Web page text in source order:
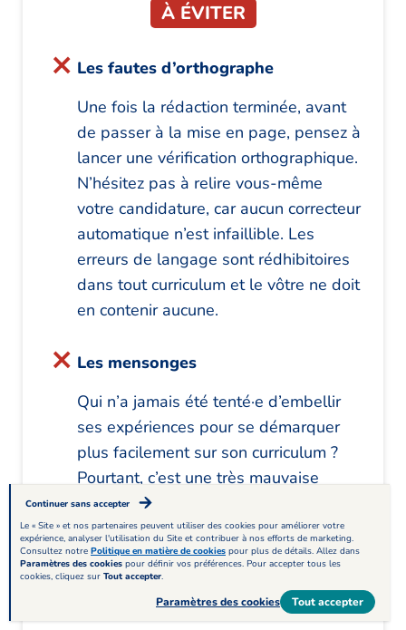
À ÉVITER
Les fautes d’orthographe
Une fois la rédaction terminée, avant
de passer à la mise en page, pensez à
lancer une vérification orthographique.
N’hésitez pas à relire vous-même
votre candidature, car aucun correcteur
automatique n’est infaillible. Les
erreurs de langage sont rédhibitoires
dans tout curriculum et le vôtre ne doit
en contenir aucune.
Les mensonges
Qui n’a jamais été tenté·e d’embellir
ses expériences pour se démarquer
plus facilement sur son curriculum ?
Pourtant, c’est une très mauvaise
stratégie. Si votre profil intéresse les
recruteurs, ils pourront prendre le
temps de vérifier les informations
présentées, surtout si une expérience
ou un diplôme particuliers sont exigés.
Continuer sans accepter
Le « Site » et nos partenaires peuvent utiliser des cookies pour améliorer votre
expérience, analyser l'utilisation du Site et contribuer à nos efforts de marketing.
Consultez notre Politique en matière de cookies pour plus de détails. Allez dans
Paramètres des cookies pour définir vos préférences. Pour accepter tous les
cookies, cliquez sur Tout accepter.
Tout accepter
Paramètres des cookies